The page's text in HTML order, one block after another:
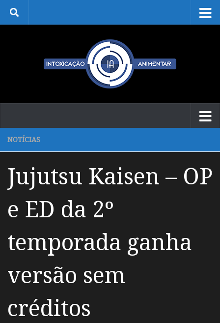
Skip to content
NOTÍCIAS
Jujutsu Kaisen – OP
e ED da 2º
temporada ganha
versão sem
créditos